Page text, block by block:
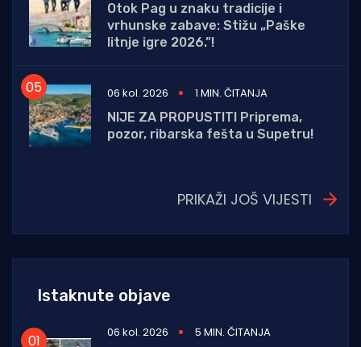
Otok Pag u znaku tradicije i
vrhunske zabave: Stižu „Paške
litnje igre 2026.”!
06 kol. 2026
1 MIN. ČITANJA
NIJE ZA PROPUSTITI Priprema,
pozor, ribarska fešta u Supetru!
PRIKAŽI JOŠ VIJESTI
Istaknute objave
06 kol. 2026 5 MIN. ČITANJA